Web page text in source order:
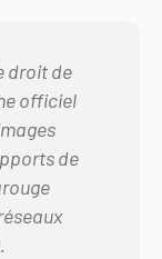
droit de
officiel
de